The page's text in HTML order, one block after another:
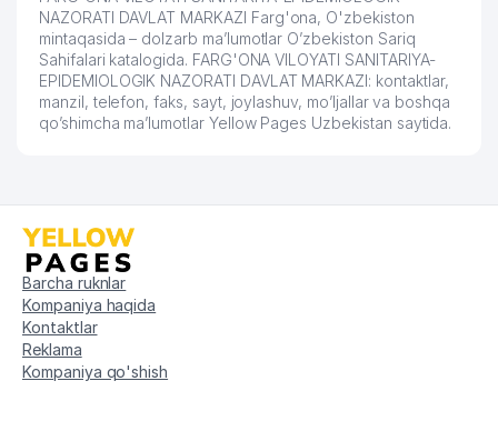
NAZORATI DAVLAT MARKAZI Farg'ona, O'zbekiston
mintaqasida – dolzarb ma’lumotlar O’zbekiston Sariq
Sahifalari katalogida. FARG'ONA VILOYATI SANITARIYA-
EPIDEMIOLOGIK NAZORATI DAVLAT MARKAZI: kontaktlar,
manzil, telefon, faks, sayt, joylashuv, mo’ljallar va boshqa
qo’shimcha ma’lumotlar Yellow Pages Uzbekistan saytida.
Barcha ruknlar
Kompaniya haqida
Kontaktlar
Reklama
Kompaniya qo'shish